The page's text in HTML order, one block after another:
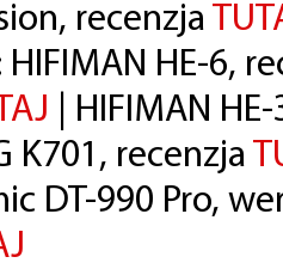
recenzja
HIFIMAN HE-6,
| HIFIMAN
K701, recenzja
DT-990 Pro,